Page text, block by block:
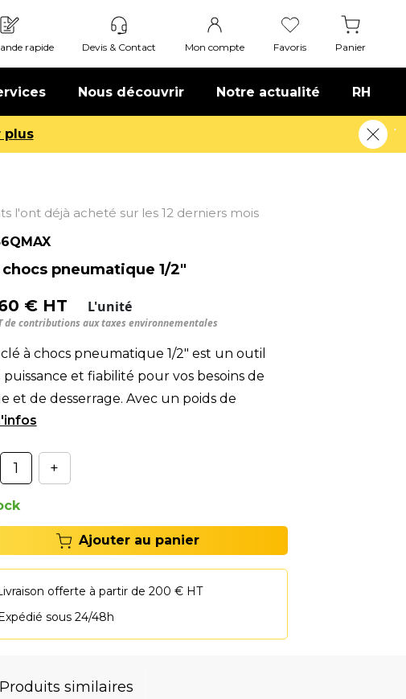
rapide Devis & Contact Mon compte Favoris Panier
Nous découvrir Notre actualité RH
plus
l'ont déjà acheté sur les 12 derniers mois
chocs pneumatique 1/2"
€ HT L'unité
de contributions aux taxes environnementales
à chocs pneumatique 1/2" est un outil
et fiabilité pour vos besoins de
et de desserrage. Avec un poids de
+
Ajouter au panier
offerte à partir de 200 € HT
sous 24/48h
Produits similaires